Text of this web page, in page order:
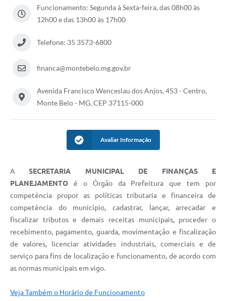
Funcionamento: Segunda à Sexta-feira, das 08h00 às
12h00 e das 13h00 às 17h00
Telefone: 35 3573-6800
financa@montebelo.mg.gov.br
Avenida Francisco Wenceslau dos Anjos, 453 - Centro,
Monte Belo - MG, CEP 37115-000
Avaliar Informação
ASECRETARIA MUNICIPAL DE FINANÇAS E
PLANEJAMENTO é o Órgão da Prefeitura que tem por
competência propor as políticas tributaria e financeira de
competência do município, cadastrar, lançar, arrecadar e
fiscalizar tributos e demais receitas municipais, proceder o
recebimento, pagamento, guarda, movimentação e fiscalização
de valores, licenciar atividades industriais, comerciais e de
serviço para fins de localização e funcionamento, de acordo com
as normas municipais em vigo.
Veja Também o Horário de Funcionamento